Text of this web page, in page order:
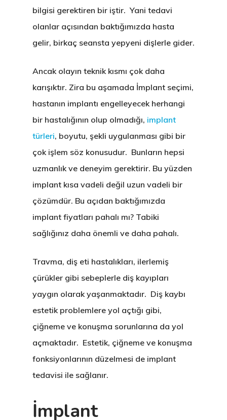
bilgisi gerektiren bir iştir. Yani tedavi
olanlar açısından baktığımızda hasta
gelir, birkaç seansta yepyeni dişlerle gider.
Ancak olayın teknik kısmı çok daha
karışıktır. Zira bu aşamada İmplant seçimi,
hastanın implantı engelleyecek herhangi
bir hastalığının olup olmadığı, implant
türleri, boyutu, şekli uygulanması gibi bir
çok işlem söz konusudur. Bunların hepsi
uzmanlık ve deneyim gerektirir. Bu yüzden
implant kısa vadeli değil uzun vadeli bir
çözümdür. Bu açıdan baktığımızda
implant fiyatları pahalı mı? Tabiki
sağlığınız daha önemli ve daha pahalı.
Travma, diş eti hastalıkları, ilerlemiş
çürükler gibi sebeplerle diş kayıpları
yaygın olarak yaşanmaktadır. Diş kaybı
estetik problemlere yol açtığı gibi,
çiğneme ve konuşma sorunlarına da yol
açmaktadır. Estetik, çiğneme ve konuşma
fonksiyonlarının düzelmesi de implant
tedavisi ile sağlanır.
İmplant